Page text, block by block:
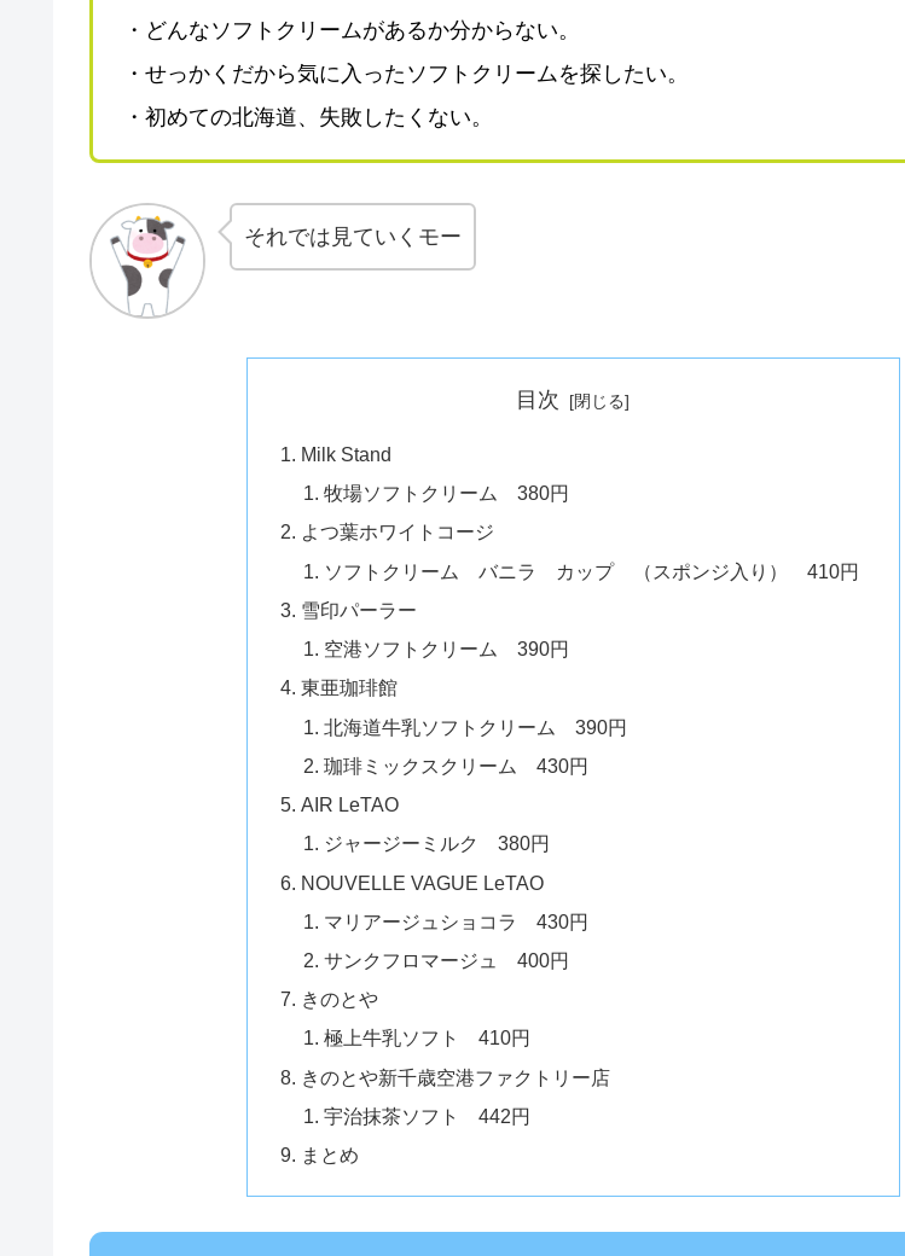
・どんなソフトクリームがあるか分からない。
・せっかくだから気に入ったソフトクリームを探したい。
・初めての北海道、失敗したくない。
それでは見ていくモー
目次
Milk Stand
牧場ソフトクリーム 380円
よつ葉ホワイトコージ
ソフトクリーム バニラ カップ （スポンジ入り） 410円
雪印パーラー
空港ソフトクリーム 390円
東亜珈琲館
北海道牛乳ソフトクリーム 390円
珈琲ミックスクリーム 430円
AIR LeTAO
ジャージーミルク 380円
NOUVELLE VAGUE LeTAO
マリアージュショコラ 430円
サンクフロマージュ 400円
きのとや
極上牛乳ソフト 410円
きのとや新千歳空港ファクトリー店
宇治抹茶ソフト 442円
まとめ